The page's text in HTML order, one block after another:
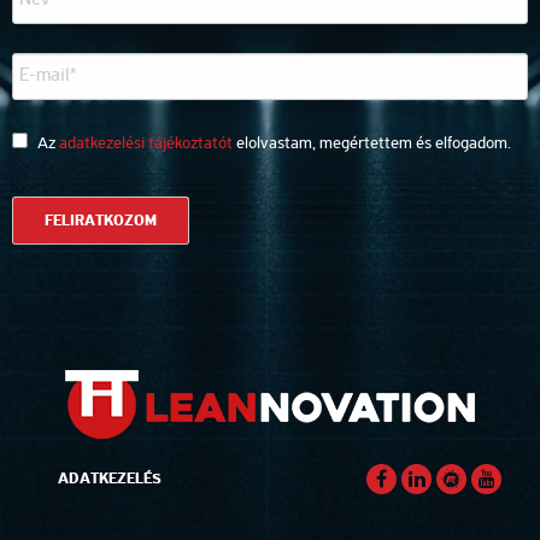
Az adatkezelési tájékoztatót elolvastam, megértettem és elfogadom.
ADATKEZELÉS